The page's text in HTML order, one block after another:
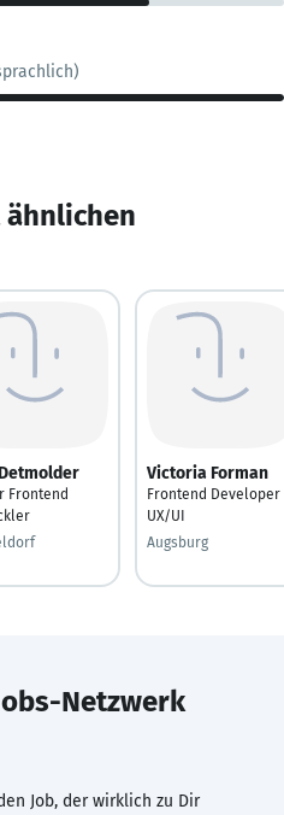
Frontend
Victoria Forman
Frontend
UX/UI
Augsburg
Netzwerk
Job, der wirklich zu Dir